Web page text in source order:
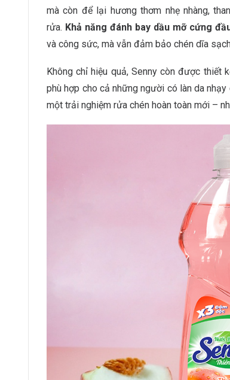
mà còn để lại hương thơm nhẹ nhàng,
rửa. Khả năng đánh bay dầu mỡ cứng
và công sức, mà vẫn đảm bảo chén dĩa
Không chỉ hiệu quả, Senny còn được thiết
phù hợp cho cả những người có làn da
một trải nghiệm rửa chén hoàn toàn mới –